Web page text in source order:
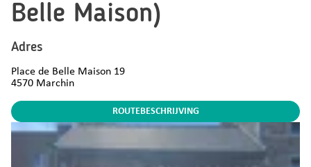
Contact
NL
Belle Maison)
Adres
Place de Belle Maison 19
4570 Marchin
ROUTEBESCHRIJVING